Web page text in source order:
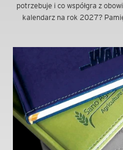
potrzebuje i co współgra z
kalendarz na rok 2027?